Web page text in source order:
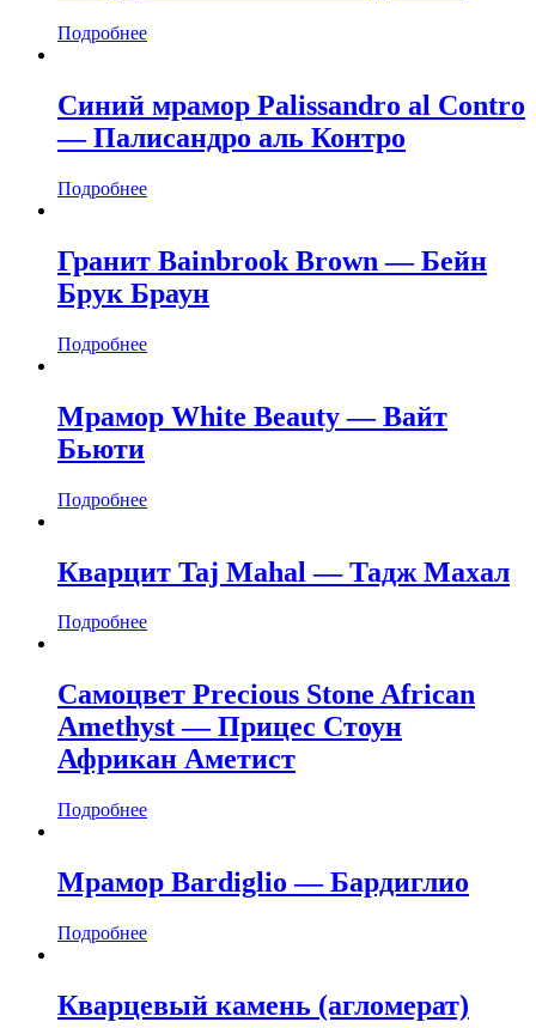
Подробнее
Синий мрамор Palissandro al Contro
— Палисандро аль Контро
Подробнее
Гранит Bainbrook Brown — Бейн
Брук Браун
Подробнее
Мрамор White Beauty — Вайт
Бьюти
Подробнее
Кварцит Taj Mahal — Тадж Махал
Подробнее
Самоцвет Precious Stone African
Amethyst — Прицес Стоун
Африкан Аметист
Подробнее
Мрамор Bardiglio — Бардиглио
Подробнее
Кварцевый камень (агломерат)